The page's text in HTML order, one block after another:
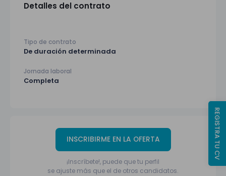
Detalles del contrato
Tipo de contrato
De duración determinada
Jornada laboral
Completa
INSCRIBIRME EN LA OFERTA
¡Inscríbete!, puede que tu perfil
se ajuste más que el de otros candidatos.
REGISTRA TU CV